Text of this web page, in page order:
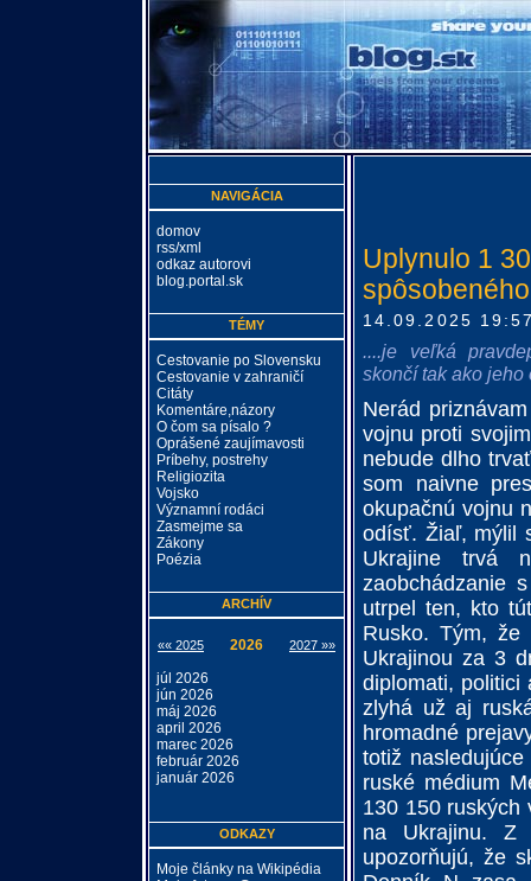
Uplynulo 1
14.09.2025
....je veľká
skončí tak ako
Nerád
vojnu proti
nebude dlho
som naivne
okupačnú vojnu
odísť. Žiaľ, mýlil
Ukrajine trvá
zaobchádzanie
utrpel ten, kto
Rusko. Tým, že
Ukrajinou za 3
diplomati, politici
zlyhá už aj
hromadné
totiž
ruské médium
130 150 ruských
na Ukrajinu. Z
upozorňujú, že
NAVIGÁCIA
domov
rss/xml
odkaz autorovi
blog.portal.sk
TÉMY
Cestovanie po Slovensku
Cestovanie v zahraničí
Citáty
Komentáre,názory
O čom sa písalo ?
Oprášené zaujímavosti
Príbehy, postrehy
Religiozita
Vojsko
Významní rodáci
Zasmejme sa
Zákony
Poézia
ARCHÍV
«« 2025 2026 2027 »»
júl 2026
jún 2026
máj 2026
april 2026
marec 2026
február 2026
január 2026
ODKAZY
Moje články na Wikipédia